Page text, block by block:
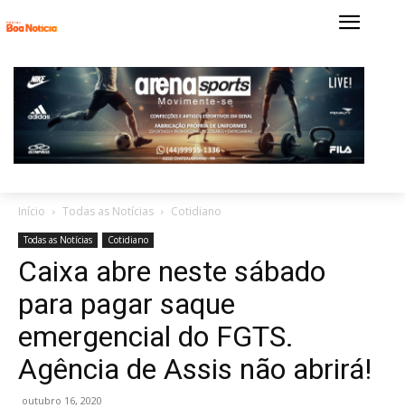
Início Todas as Notícias Cotidiano
Todas as Notícias Cotidiano
Caixa abre neste sábado
para pagar saque
emergencial do FGTS.
Agência de Assis não abrirá!
outubro 16, 2020